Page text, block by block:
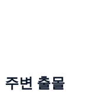
주변 출몰